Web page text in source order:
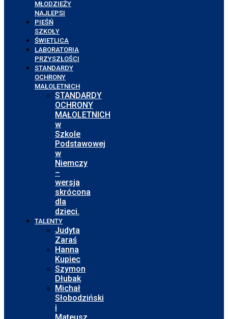
MŁODZIEŻY
NAJLEPSI
PIEŚŃ
SZKOŁY
ŚWIETLICA
LABORATORIA
PRZYSZŁOŚCI
STANDARDY
OCHRONY
MAŁOLETNICH
STANDARDY
OCHRONY
MAŁOLETNICH
w
Szkole
Podstawowej
w
Niemczy
–
wersja
skrócona
dla
dzieci.
TALENTY
Judyta
Zaraś
Hanna
Kupiec
Szymon
Dłubak
Michał
Słobodziński
i